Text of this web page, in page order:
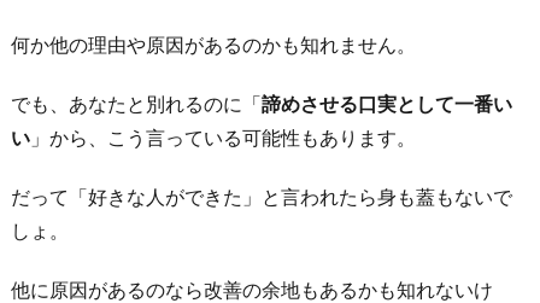
何か他の理由や原因があるのかも知れません。
でも、あなたと別れるのに「諦めさせる口実として一番い
い 」から、こう言っている可能性もあります。
だって「好きな人ができた」と言われたら身も蓋もないで
しょ。
他に原因があるのなら改善の余地もあるかも知れないけ